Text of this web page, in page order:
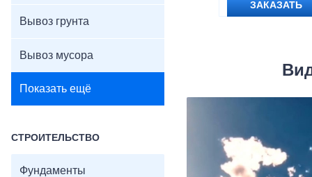
Вывоз грунта
Вывоз мусора
Показать ещё
СТРОИТЕЛЬСТВО
Фундаменты
ЗАКАЗАТЬ